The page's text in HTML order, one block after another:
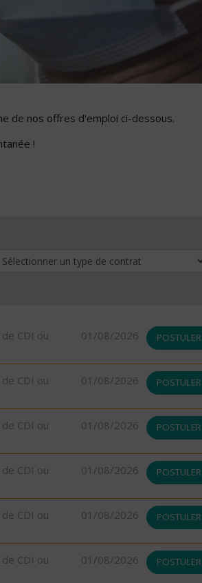
de nos offres d'emploi ci-dessous.
!
CDI ou
01/08/2026 POSTULER
CDI ou
01/08/2026 POSTULER
CDI ou
01/08/2026 POSTULER
CDI ou
01/08/2026 POSTULER
CDI ou
01/08/2026 POSTULER
CDI ou
01/08/2026 POSTULER